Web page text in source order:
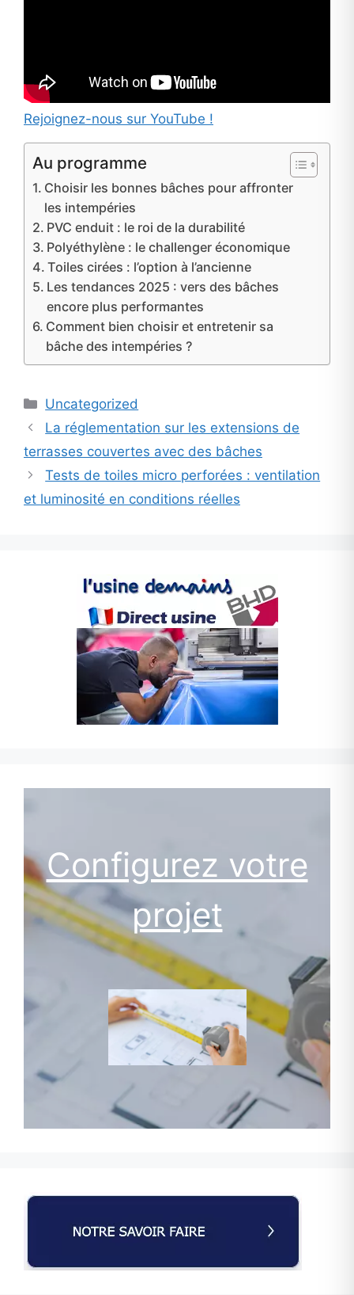
Rejoignez-nous sur YouTube !
Au programme
Choisir les bonnes bâches pour affronter
les intempéries
PVC enduit : le roi de la durabilité
Polyéthylène : le challenger économique
Toiles cirées : l’option à l’ancienne
Les tendances 2025 : vers des bâches
encore plus performantes
Comment bien choisir et entretenir sa
bâche des intempéries ?
Categories
Uncategorized
La réglementation sur les extensions de
terrasses couvertes avec des bâches
Tests de toiles micro perforées : ventilation
et luminosité en conditions réelles
Configurez votre
projet